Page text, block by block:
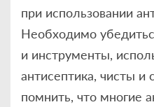
при использовании
Необходимо
и инструменты,
антисептика, чисты и
помнить, что многие